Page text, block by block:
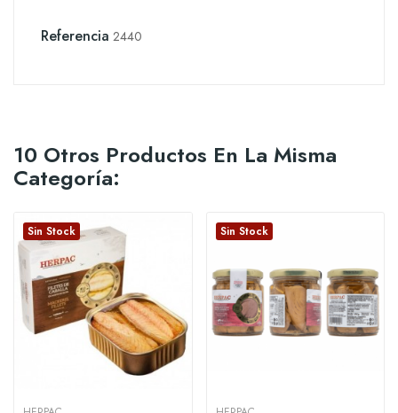
Referencia 2440
10 Otros Productos En La Misma
Categoría:
Sin Stock Sin Stock